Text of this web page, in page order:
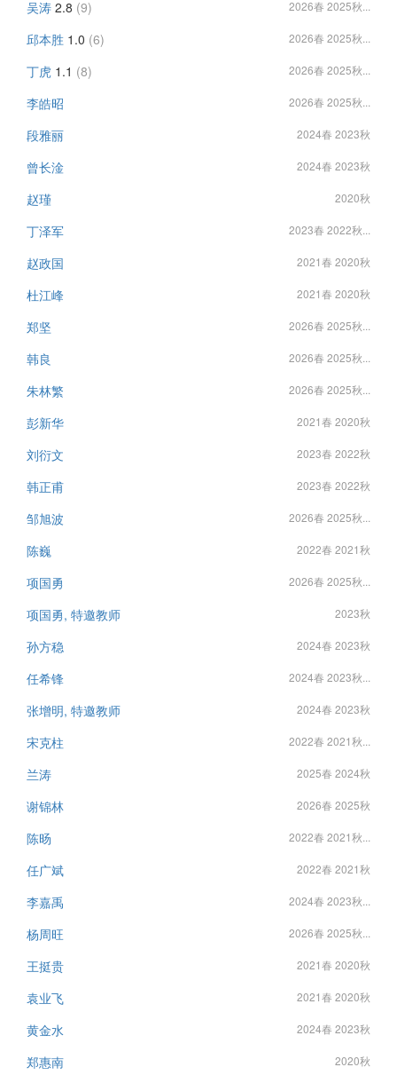
吴涛 2.8 (9) 2026春 2025秋...
邱本胜 1.0 (6) 2026春 2025秋...
丁虎 1.1 (8) 2026春 2025秋...
李皓昭 2026春 2025秋...
段雅丽 2024春 2023秋
曾长淦 2024春 2023秋
赵瑾 2020秋
丁泽军 2023春 2022秋...
赵政国 2021春 2020秋
杜江峰 2021春 2020秋
郑坚 2026春 2025秋...
韩良 2026春 2025秋...
朱林繁 2026春 2025秋...
彭新华 2021春 2020秋
刘衍文 2023春 2022秋
韩正甫 2023春 2022秋
邹旭波 2026春 2025秋...
陈巍 2022春 2021秋
项国勇 2026春 2025秋...
项国勇, 特邀教师 2023秋
孙方稳 2024春 2023秋
任希锋 2024春 2023秋...
张增明, 特邀教师 2024春 2023秋
宋克柱 2022春 2021秋...
兰涛 2025春 2024秋
谢锦林 2026春 2025秋
陈旸 2022春 2021秋...
任广斌 2022春 2021秋
李嘉禹 2024春 2023秋...
杨周旺 2026春 2025秋...
王挺贵 2021春 2020秋
袁业飞 2021春 2020秋
黄金水 2024春 2023秋
郑惠南 2020秋